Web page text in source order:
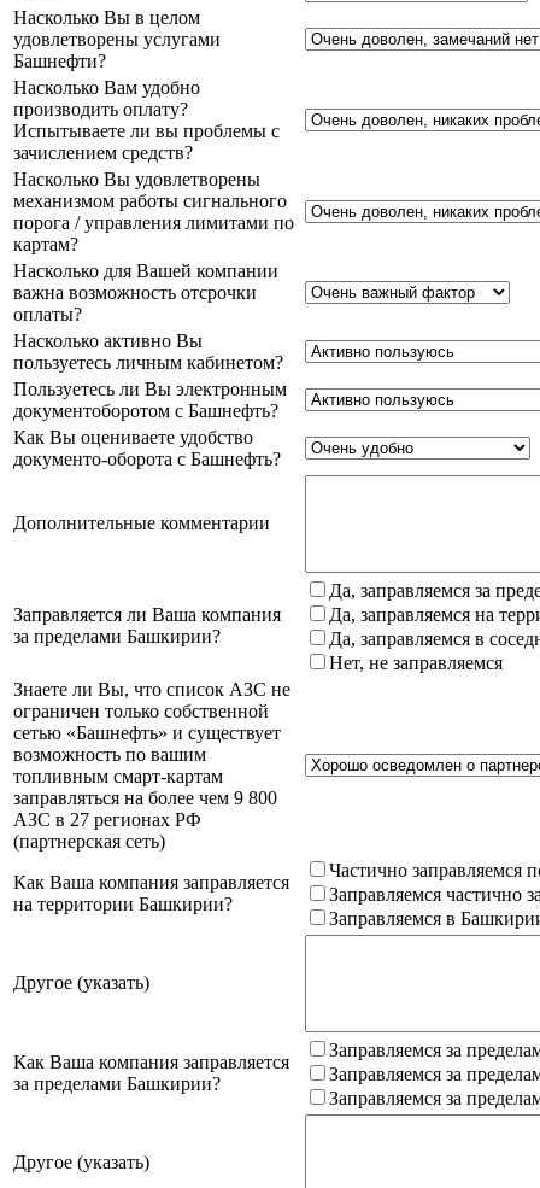
Насколько Вы в целом
удовлетворены услугами
Башнефти?
Насколько Вам удобно
производить оплату?
Испытываете ли вы проблемы с
зачислением средств?
Насколько Вы удовлетворены
механизмом работы сигнального
порога / управления лимитами по
картам?
Насколько для Вашей компании
важна возможность отсрочки
оплаты?
Насколько активно Вы
пользуетесь личным кабинетом?
Пользуетесь ли Вы электронным
документоборотом с Башнефть?
Как Вы оцениваете удобство
документо-оборота с Башнефть?
Дополнительные комментарии
Заправляется ли Ваша компания
за пределами Башкирии?
Да, заправляемся за
Да, заправляемся на
Да, заправляемся в
Нет, не заправляемся
Знаете ли Вы, что список АЗС не
ограничен только собственной
сетью «Башнефть» и существует
возможность по вашим
топливным смарт-картам
заправляться на более чем 9 800
АЗС в 27 регионах РФ
(партнерская сеть)
Как Ваша компания заправляется
на территории Башкирии?
Частично заправляемся
Заправляемся частично
Заправляемся в
Другое (указать)
Как Ваша компания заправляется
за пределами Башкирии?
Заправляемся за
Заправляемся за
Заправляемся за
Другое (указать)